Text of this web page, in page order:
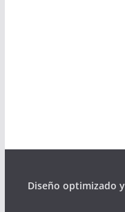
Diseño optimizado